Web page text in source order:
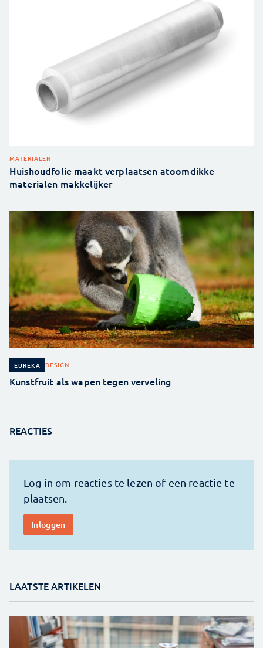
MATERIALEN
Huishoudfolie maakt verplaatsen atoomdikke
materialen makkelijker
EUREKA DESIGN
Kunstfruit als wapen tegen verveling
REACTIES
LAATSTE ARTIKELEN